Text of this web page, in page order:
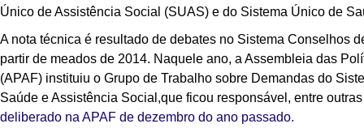
Único de Assistência Social (SUAS) e do Sistema Único de
A nota técnica é resultado de debates no Sistema Conselhos
partir de meados de 2014. Naquele ano, a Assembleia das
(APAF) instituiu o Grupo de Trabalho sobre Demandas do
Saúde e Assistência Social,que ficou responsável, entre
deliberado na APAF de dezembro do ano passado.